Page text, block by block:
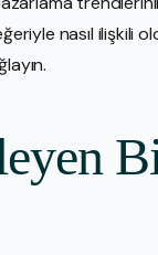
nasıl ilişkili